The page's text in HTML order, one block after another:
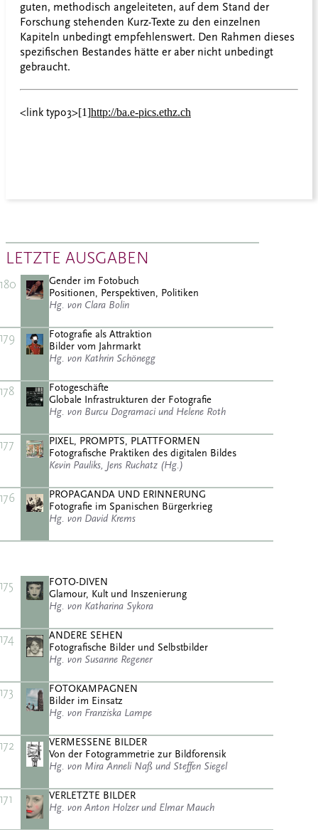
guten, methodisch angeleiteten, auf dem Stand der
Forschung stehenden Kurz-Texte zu den einzelnen
Kapiteln unbedingt empfehlenswert. Den Rahmen dieses
spezifischen Bestandes hätte er aber nicht unbedingt
gebraucht.
<link typo3>[1]http://ba.e-pics.ethz.ch
LETZTE AUSGABEN
180
Gender im Fotobuch
Positionen, Perspektiven, Politiken
Hg. von Clara Bolin
179
Fotografie als Attraktion
Bilder vom Jahrmarkt
Hg. von Kathrin Schönegg
178
Fotogeschäfte
Globale Infrastrukturen der Fotografie
Hg. von Burcu Dogramaci und Helene Roth
177
PIXEL, PROMPTS, PLATTFORMEN
Fotografische Praktiken des digitalen Bildes
Kevin Pauliks, Jens Ruchatz (Hg.)
176
PROPAGANDA UND ERINNERUNG
Fotografie im Spanischen Bürgerkrieg
Hg. von David Krems
175
FOTO-DIVEN
Glamour, Kult und Inszenierung
Hg. von Katharina Sykora
174
ANDERE SEHEN
Fotografische Bilder und Selbstbilder
Hg. von Susanne Regener
173
FOTOKAMPAGNEN
Bilder im Einsatz
Hg. von Franziska Lampe
172
VERMESSENE BILDER
Von der Fotogrammetrie zur Bildforensik
Hg. von Mira Anneli Naß und Steffen Siegel
171
VERLETZTE BILDER
Hg. von Anton Holzer und Elmar Mauch